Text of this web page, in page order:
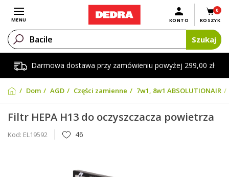
Darmowa dostawa przy zamówieniu powyżej 299,00 zł
Otwórz menu
MENU
0
KOSZYK
KONTO
Szukaj
Dom AGD Części zamienne 7w1, 8w1 ABSOLUTIONAIR
Filtr HEPA H13 do oczyszczacza powietrza
Kod: EL19592 46